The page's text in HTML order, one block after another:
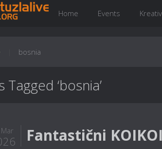
Home Events Kreativ
bosnia
Tagged ‘bosnia’
Fantastični